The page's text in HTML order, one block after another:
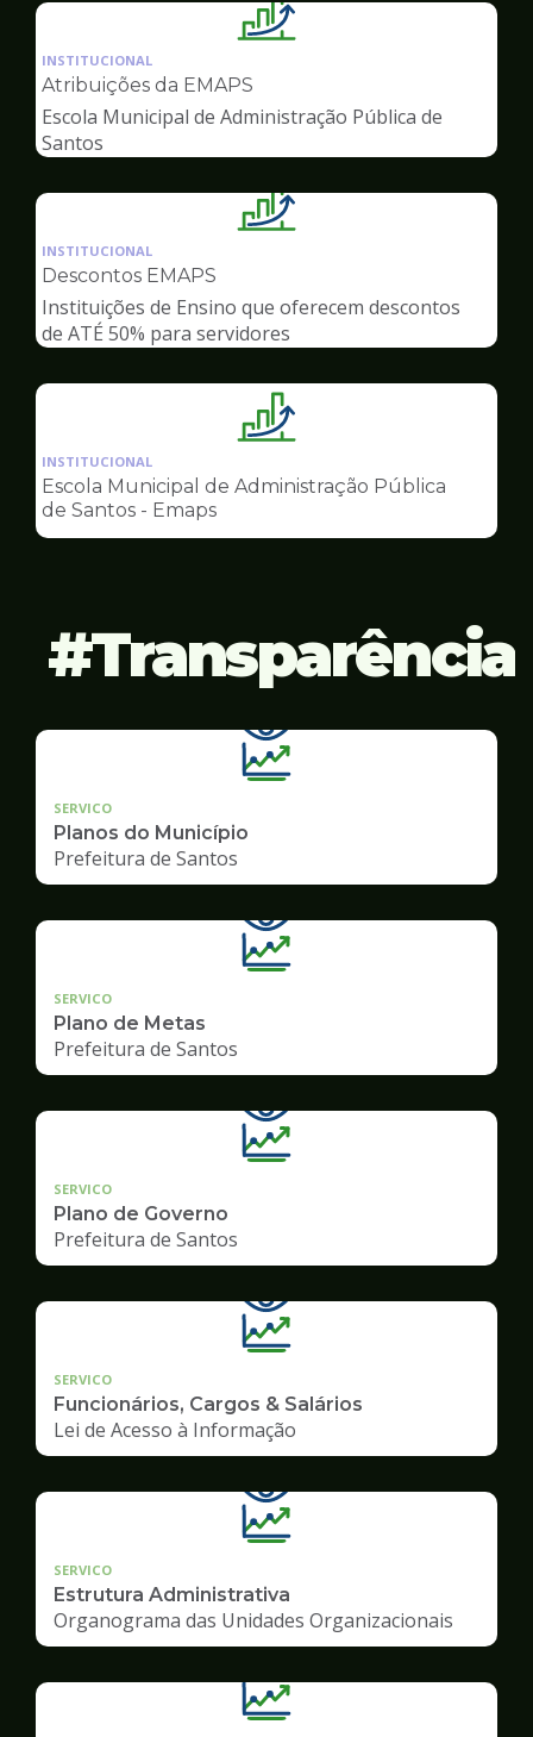
Ilustração
de
Gestão
INSTITUCIONAL
Atribuições da EMAPS
Escola Municipal de Administração Pública de
Santos
Ilustração
Gestão
INSTITUCIONAL
Descontos EMAPS
Instituições de Ensino que oferecem descontos
de ATÉ 50% para servidores
Ilustração
pagina
Gestão
INSTITUCIONAL
Escola Municipal de Administração Pública
de Santos - Emaps
Transparência
SERVICO
Planos do Município
Prefeitura de Santos
SERVICO
Plano de Metas
Prefeitura de Santos
SERVICO
Plano de Governo
Prefeitura de Santos
SERVICO
Funcionários, Cargos & Salários
Lei de Acesso à Informação
SERVICO
Estrutura Administrativa
Organograma das Unidades Organizacionais